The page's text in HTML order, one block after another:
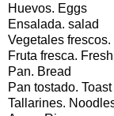
Huevos. Eggs
Ensalada. salad
Vegetales
Fruta fresca.
Pan. Bread
Pan tostado. Toast
Tallarines.